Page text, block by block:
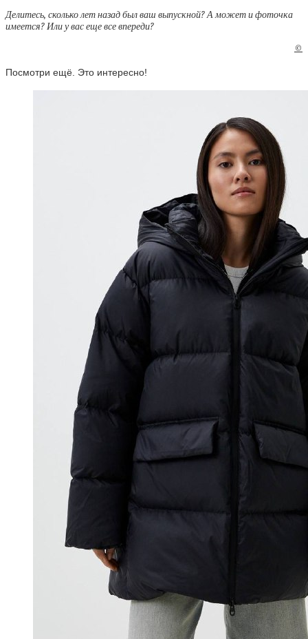
Делитесь, сколько лет назад был ваш выпускной? А может и фоточка
имеется? Или у вас еще все впереди?
©
Посмотри ещё. Это интересно!